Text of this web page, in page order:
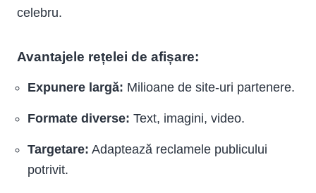
celebru.
Avantajele rețelei de afișare:
Expunere largă: Milioane de site-uri partenere.
Formate diverse: Text, imagini, video.
Targetare: Adaptează reclamele publicului
potrivit.